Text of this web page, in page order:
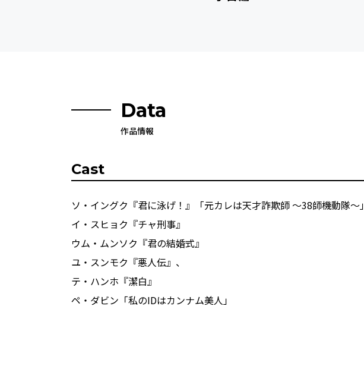
Data
作品情報
Cast
ソ・イングク『君に泳げ！』「元カレは天才詐欺師 ～38師機動隊～」
イ・スヒョク『チャ刑事』
ウム・ムンソク『君の結婚式』
ユ・スンモク『悪人伝』、
テ・ハンホ『潔白』
ペ・ダビン「私のIDはカンナム美人」